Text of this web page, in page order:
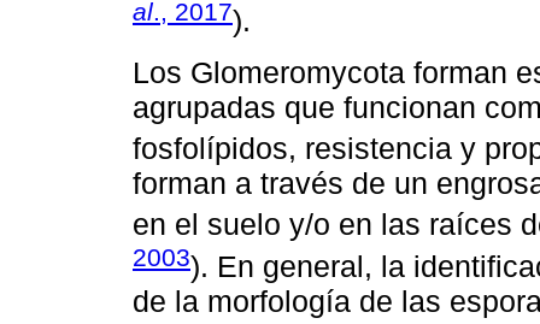
al., 2017).
Los Glomeromycota forman
agrupadas que funcionan
fosfolípidos, resistencia y
forman a través de un
en el suelo y/o en las raíces
2003). En general, la
de la morfología de las